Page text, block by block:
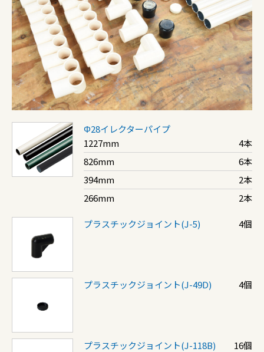
Φ28イレクターパイプ
1227mm
4本
826mm
6本
394mm
2本
266mm
2本
プラスチックジョイント(J-5) 4個
プラスチックジョイント(J-49D) 4個
プラスチックジョイント(J-118B) 16個